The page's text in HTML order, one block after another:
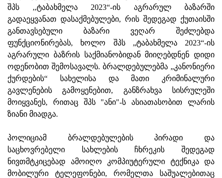
შპს ,,ტაბახმელა 2023“-ის აგრარულ ბაზარში
გადაეყვანათ დასაქმებულები, რის შედეგად ქუთაისში
განთავსებული ბაზარი ვეღარ შეძლებდა
ფუნქციონირებას, ხოლო შპს „ტაბახმელა 2023“-ის
აგრარული ბაზრის საქმიანობიდან მიიღებდნენ დიდი
ოდენობით შემოსავალს. ბრალდებულებმა „კანონიერი
ქურდების“ სახელისა და მათი კრიმინალური
გავლენების გამოყენებით, განზრახვა სისრულეში
მოიყვანეს, რითაც შპს "ანი"-ს ასიათასობით ლარის
ზიანი მიადგა.
პოლიციამ ბრალდებულების პირადი და
საცხოვრებელი სახლების ჩხრეკის შედეგად
ნივთმტკიცებად ამოიღო კომპიუტერული ტექნიკა და
მობილური ტელეფონები, რომელთა საშუალებითაც